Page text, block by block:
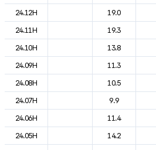
24.12H
19.0
24.11H
19.3
24.10H
13.8
24.09H
11.3
24.08H
10.5
24.07H
9.9
24.06H
11.4
24.05H
14.2